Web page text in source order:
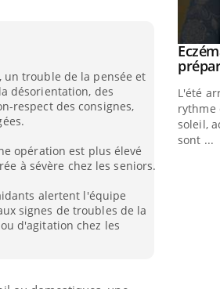
trouble de la pensée et
désorientation, des
respect des consignes,
opération est plus élevé
à sévère chez les seniors.
alertent l'équipe
signes de troubles de la
d'agitation chez les
dans le diabète de type 2
d'idées reçues chez les
parfois chez les soignants.
Youtube
L'été
rythme
soleil,
sont ...